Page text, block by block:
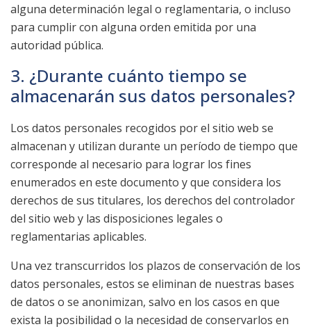
alguna determinación legal o reglamentaria, o incluso
para cumplir con alguna orden emitida por una
autoridad pública.
3. ¿Durante cuánto tiempo se
almacenarán sus datos personales?
Los datos personales recogidos por el sitio web se
almacenan y utilizan durante un período de tiempo que
corresponde al necesario para lograr los fines
enumerados en este documento y que considera los
derechos de sus titulares, los derechos del controlador
del sitio web y las disposiciones legales o
reglamentarias aplicables.
Una vez transcurridos los plazos de conservación de los
datos personales, estos se eliminan de nuestras bases
de datos o se anonimizan, salvo en los casos en que
exista la posibilidad o la necesidad de conservarlos en